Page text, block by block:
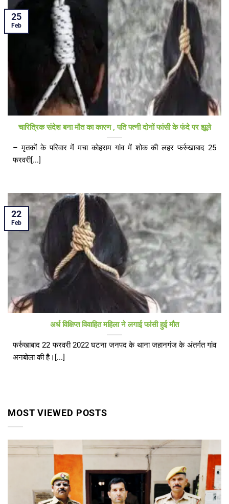
चारित्रिक संदेश बना मौत का कारण , पति पत्नी दोनों फांसी के फंदे पर झूले
– मृतकों के परिवार में मचा कोहराम गांव में शोक की लहर फर्रुखाबाद 25
फरवरी[...]
25
Feb
अर्ध विक्षिप्त विवाहित महिला ने लगाई फांसी हुई मौत
फर्रुखाबाद 22 फरवरी 2022 घटना जनपद के थाना जहानगंज के अंतर्गत गांव
अनबोला की है।[...]
22
Feb
MOST VIEWED POSTS